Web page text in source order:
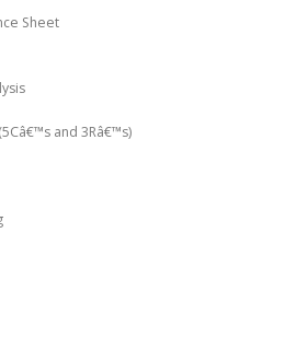
Sheet
and 3Râ€™s)